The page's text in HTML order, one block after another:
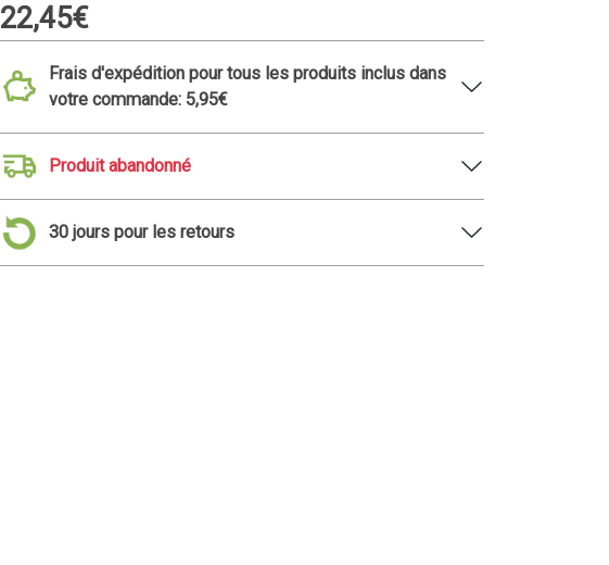
22,45€
Frais d'expédition pour tous les produits inclus dans
votre commande: 5,95€
Produit abandonné
30 jours pour les retours